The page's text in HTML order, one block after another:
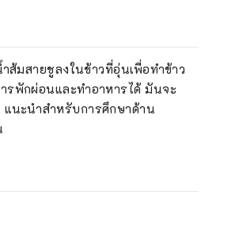
ส้มสายชูลงในข้าวที่อุ่นเพื่อทำข้าว
รพักผ่อนและทำอาหารได้ มันจะ
นะนำสำหรับการศึกษาด้าน